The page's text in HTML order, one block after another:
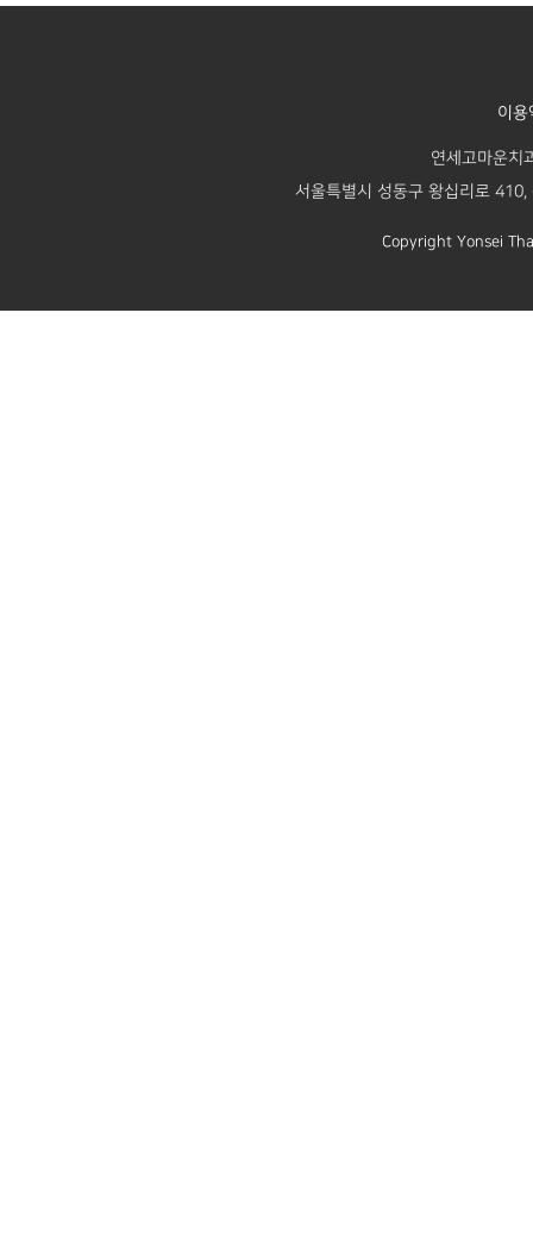
이용
연세고마운
서울특별시 성동구 왕십리로
Copyright Yonsei